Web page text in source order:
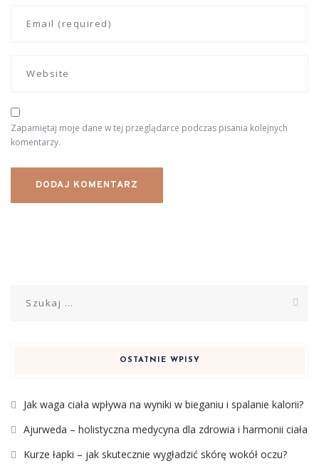
Zapamiętaj moje dane w tej przeglądarce podczas pisania kolejnych
komentarzy.
OSTATNIE WPISY
Jak waga ciała wpływa na wyniki w bieganiu i spalanie kalorii?
Ajurweda – holistyczna medycyna dla zdrowia i harmonii ciała
Kurze łapki – jak skutecznie wygładzić skórę wokół oczu?